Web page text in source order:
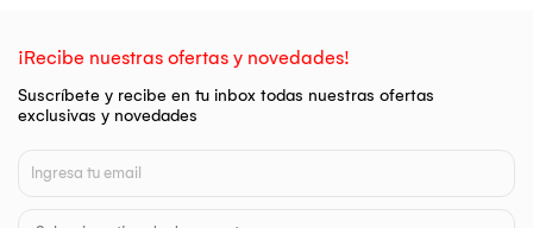
¡Recibe nuestras ofertas y novedades!
Suscríbete y recibe en tu inbox todas nuestras ofertas
exclusivas y novedades